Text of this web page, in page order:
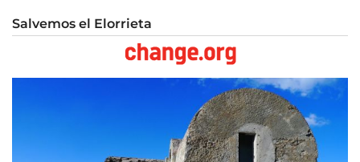
Salvemos el Elorrieta